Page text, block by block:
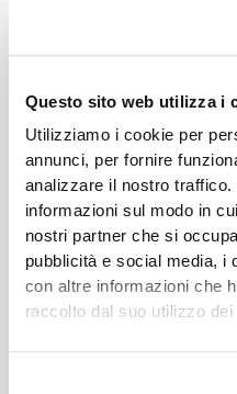
Questo sito web utilizza i
Utilizziamo i cookie per
annunci, per fornire
analizzare il nostro
informazioni sul modo in
nostri partner che si
pubblicità e social media, i
con altre informazioni che
raccolto dal suo utilizzo
13